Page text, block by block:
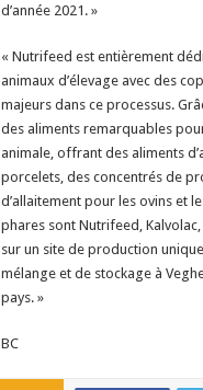
d’année 2021. »
« Nutrifeed est entièrement
animaux d’élevage avec des
majeurs dans ce processus.
des aliments remarquables
animale, offrant des aliments
porcelets, des concentrés de
d’allaitement pour les ovins et
phares sont Nutrifeed,
sur un site de production
mélange et de stockage à
pays. »
BC